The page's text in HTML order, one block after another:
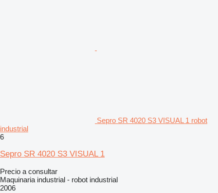
Sepro SR 4020 S3 VISUAL 1 robot
industrial
6
Sepro SR 4020 S3 VISUAL 1
Precio a consultar
Maquinaria industrial - robot industrial
2006